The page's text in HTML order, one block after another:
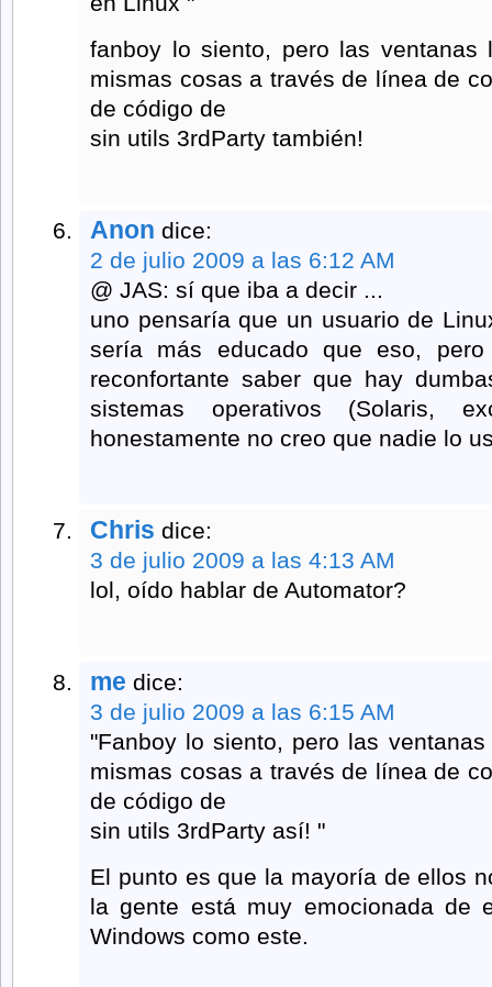
fanboy lo siento, pero las ventanas
mismas cosas a través de línea de
de código de
sin utils 3rdParty también!
Anon dice:
2 de julio 2009 a las 6:12 AM
@ JAS: sí que iba a decir ...
uno pensaría que un usuario de
sería más educado que eso, pero
reconfortante saber que hay
sistemas operativos (Solaris,
honestamente no creo que nadie lo
Chris dice:
3 de julio 2009 a las 4:13 AM
lol, oído hablar de Automator?
me dice:
3 de julio 2009 a las 6:15 AM
"Fanboy lo siento, pero las
mismas cosas a través de línea de
de código de
sin utils 3rdParty así! "
El punto es que la mayoría de ellos
la gente está muy emocionada de
Windows como este.